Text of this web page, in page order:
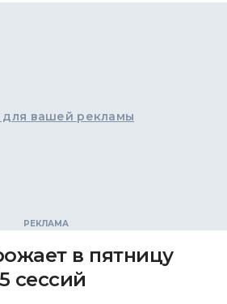
для вашей рекламы
в пятницу
сессий